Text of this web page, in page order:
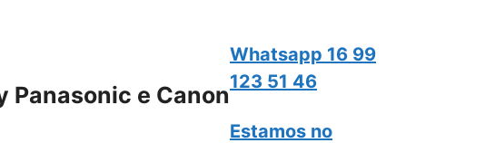
Panasonic e Canon
Whatsapp 16 99
123 51 46
Estamos no